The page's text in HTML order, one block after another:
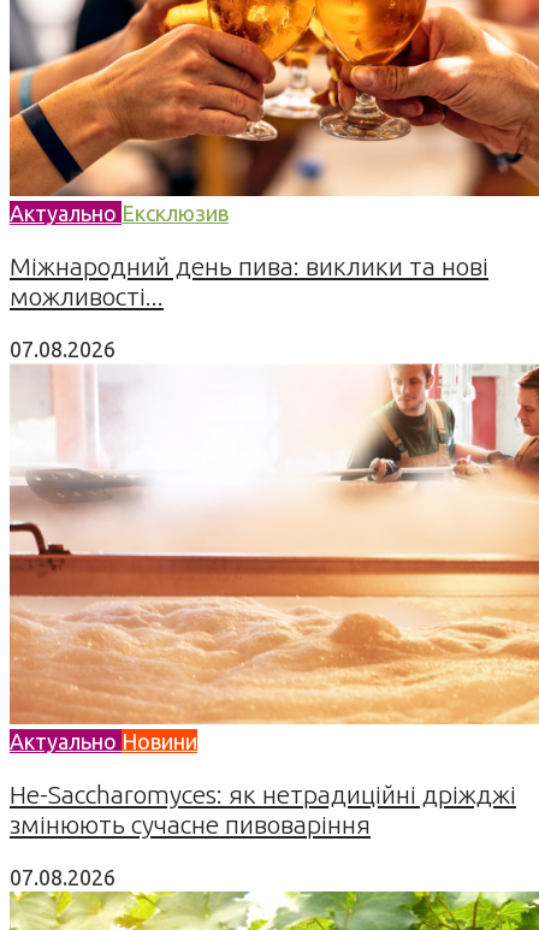
Актуально Ексклюзив
Міжнародний день пива: виклики та нові
можливості...
07.08.2026
Актуально Новини
Не-Saccharomyces: як нетрадиційні дріжджі
змінюють сучасне пивоваріння
07.08.2026